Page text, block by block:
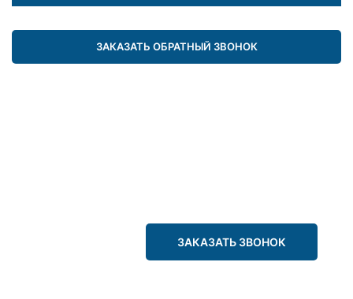
ЗАКАЗАТЬ ОБРАТНЫЙ ЗВОНОК
ЗАКАЗАТЬ ЗВОНОК